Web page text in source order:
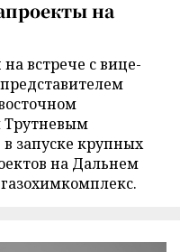
на
встрече с вице-
Трутневым
в запуске крупных
на Дальнем